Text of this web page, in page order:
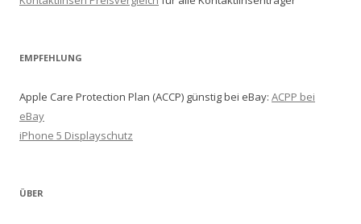
EMPFEHLUNG
Apple Care Protection Plan (ACCP) günstig bei eBay: ACPP bei
eBay
iPhone 5 Displayschutz
ÜBER